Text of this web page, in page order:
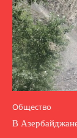
Общество
В